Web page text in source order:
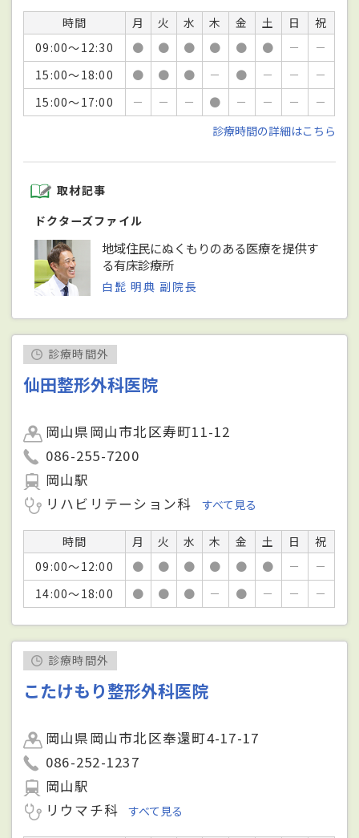
時間 月 火 水 木 金 土 日
祝
09:00～12:30
● ● ● ● ● ● －
－
15:00～18:00
● ● ● － ● － －
－
15:00～17:00
－ － － ● － － －
－
診療時間の詳細はこちら
取材記事
ドクターズファイル
地域住民にぬくもりのある医療を提供す
る有床診療所
白髭 明典 副院長
診療時間外
仙田整形外科医院
岡山県岡山市北区寿町11-12
086-255-7200
岡山駅
リハビリテーション科
すべて見る
時間 月 火 水 木 金 土 日
祝
09:00～12:00
● ● ● ● ● ● －
－
14:00～18:00
● ● ● － ● － － －
診療時間外
こたけもり整形外科医院
岡山県岡山市北区奉還町4-17-17
086-252-1237
岡山駅
リウマチ科
すべて見る